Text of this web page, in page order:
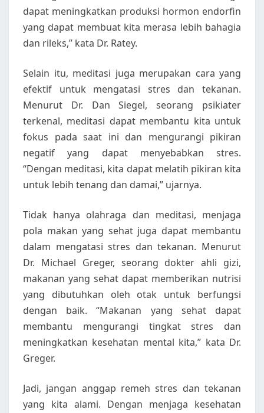
dapat meningkatkan produksi hormon endorfin
yang dapat membuat kita merasa lebih bahagia
dan rileks,” kata Dr. Ratey.
Selain itu, meditasi juga merupakan cara yang
efektif untuk mengatasi stres dan tekanan.
Menurut Dr. Dan Siegel, seorang psikiater
terkenal, meditasi dapat membantu kita untuk
fokus pada saat ini dan mengurangi pikiran
negatif yang dapat menyebabkan stres.
“Dengan meditasi, kita dapat melatih pikiran kita
untuk lebih tenang dan damai,” ujarnya.
Tidak hanya olahraga dan meditasi, menjaga
pola makan yang sehat juga dapat membantu
dalam mengatasi stres dan tekanan. Menurut
Dr. Michael Greger, seorang dokter ahli gizi,
makanan yang sehat dapat memberikan nutrisi
yang dibutuhkan oleh otak untuk berfungsi
dengan baik. “Makanan yang sehat dapat
membantu mengurangi tingkat stres dan
meningkatkan kesehatan mental kita,” kata Dr.
Greger.
Jadi, jangan anggap remeh stres dan tekanan
yang kita alami. Dengan menjaga kesehatan